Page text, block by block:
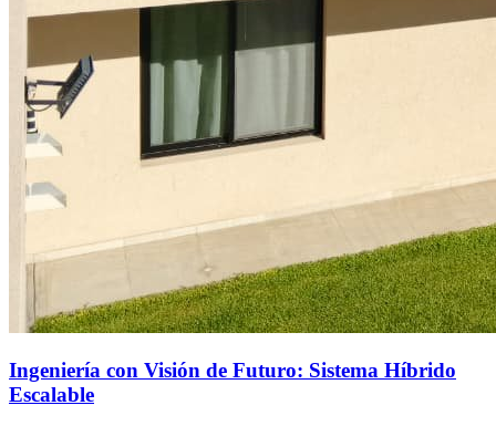
Ingeniería con Visión de Futuro: Sistema Híbrido
Escalable